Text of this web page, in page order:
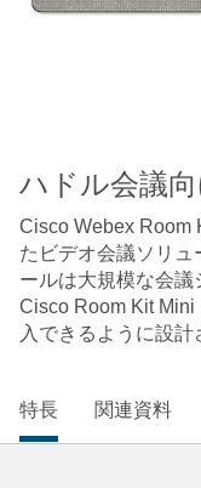
ハドル会議
Cisco Webex Room
たビデオ会議ソリ
ールは大規模な会議
Cisco Room Kit
入できるように設計
特長 関連資料